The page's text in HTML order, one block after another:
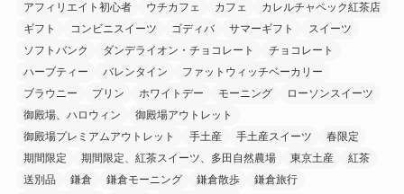
アフィリエイト初心者
ウチカフェ カフェ
カレルチャペック紅茶店
ギフト
コンビニスイーツ ゴディバ サマーギフト
スイーツ
ソフトバンク
ダンデライオン・チョコレート
チョコレート
ハーブティー
バレンタイン
ファットウィッチベーカリー
ブラウニー
プリン ホワイトデー モーニング
ローソンスイーツ
御殿場、ハロウィン
御殿場アウトレット
御殿場プレミアムアウトレット
手土産 手土産スイーツ
春限定
期間限定
期間限定、紅茶スイーツ、多田自然農場 東京土産
紅茶
送別品
鎌倉 鎌倉モーニング 鎌倉散歩
鎌倉旅行